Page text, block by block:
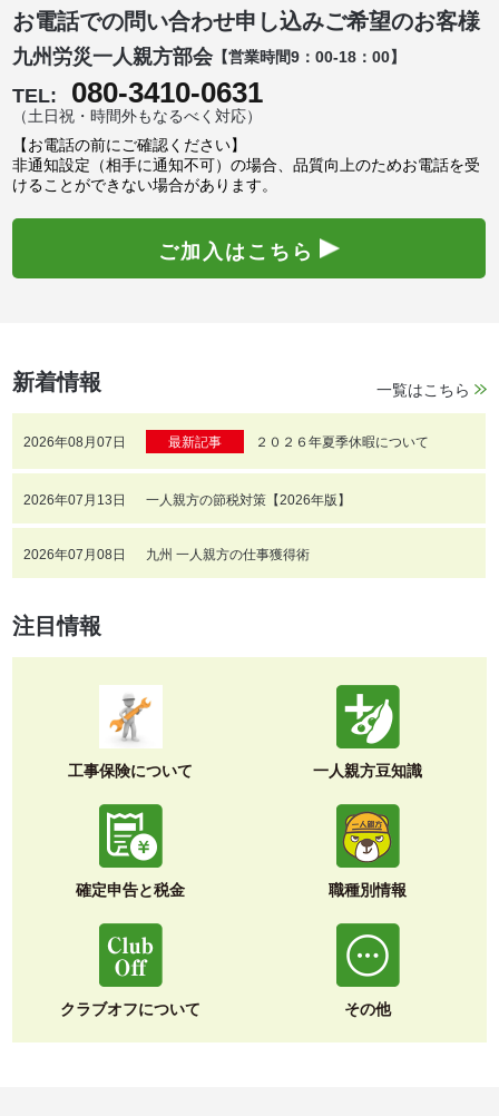
お電話での問い合わせ申し込みご希望のお客様
九州労災一人親方部会【営業時間9：00-18：00】
TEL: 080-3410-0631
（土日祝・時間外もなるべく対応）
【お電話の前にご確認ください】
非通知設定（相手に通知不可）の場合、品質向上のためお電話を受
けることができない場合があります。
ご加入はこちら
新着情報
2026年08月07日 最新記事 ２０２６年夏季休暇について
2026年07月13日 一人親方の節税対策【2026年版】
2026年07月08日 九州 一人親方の仕事獲得術
一覧はこちら
注目情報
工事保険について 一人親方豆知識
確定申告と税金 職種別情報
クラブオフについて その他